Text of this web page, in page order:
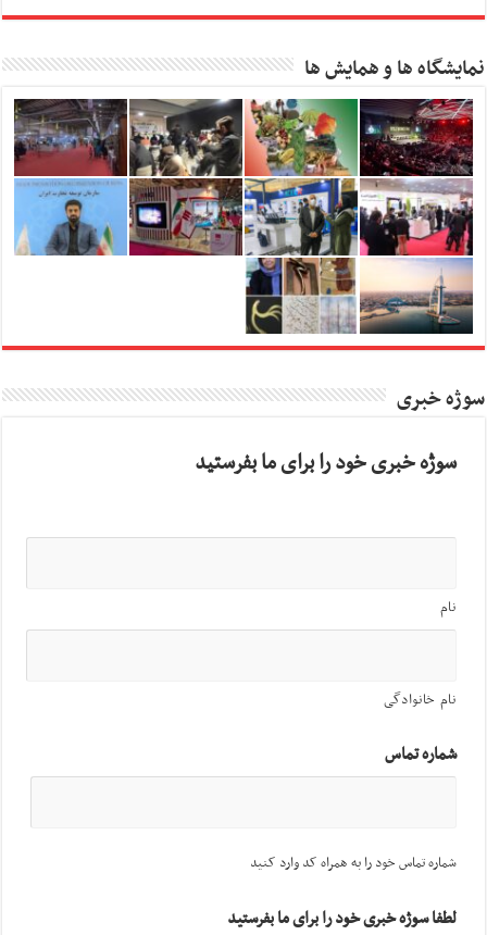
نمایشگاه ها و همایش ها
سوژه خبری
سوژه خبری خود را برای ما بفرستید
نام
نام خانوادگی
شماره تماس
شماره تماس خود را به همراه کد وارد کنید
لطفا سوژه خبری خود را برای ما بفرستید